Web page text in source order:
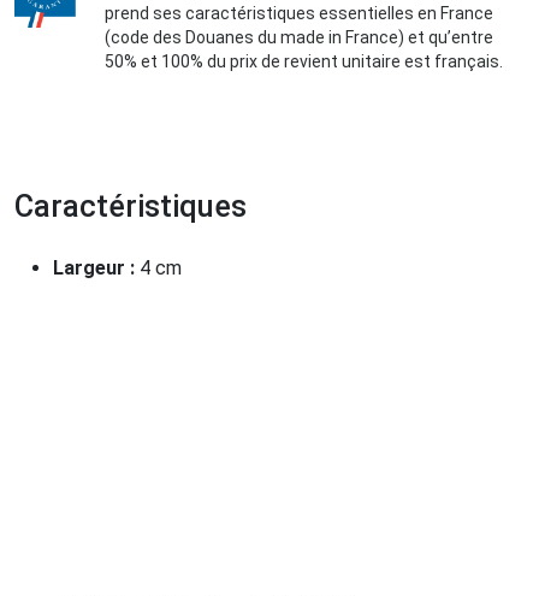
prend ses caractéristiques essentielles en France
(code des Douanes du made in France) et qu’entre
50% et 100% du prix de revient unitaire est français.
Caractéristiques
Largeur : 4 cm